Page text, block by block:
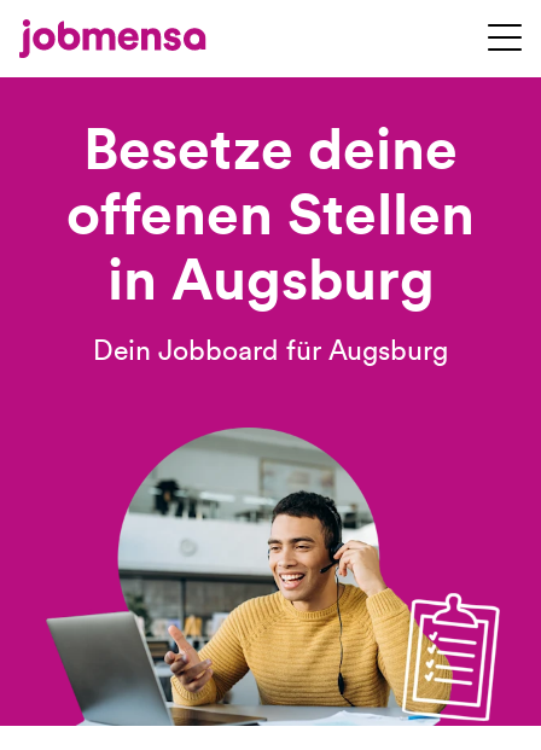
Besetze deine
offenen Stellen
in Augsburg
Dein Jobboard für Augsburg